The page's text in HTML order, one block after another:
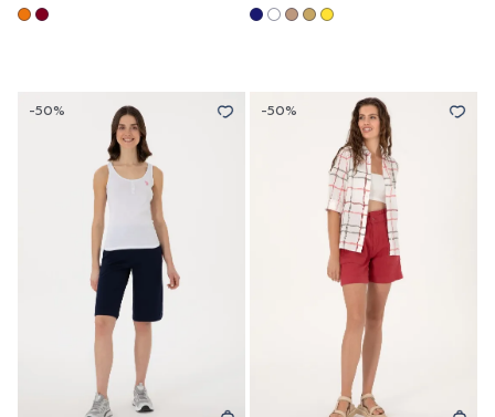
-50% -50%